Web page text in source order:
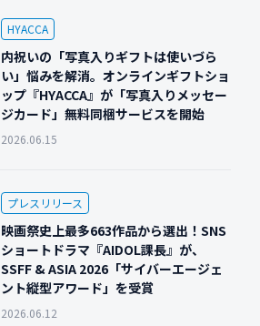
HYACCA
内祝いの「写真入りギフトは使いづら
い」悩みを解消。オンラインギフトショ
ップ『HYACCA』が「写真入りメッセー
ジカード」無料同梱サービスを開始
2026.06.15
プレスリリース
映画祭史上最多663作品から選出！SNS
ショートドラマ『AIDOL課長』が、
SSFF & ASIA 2026「サイバーエージェ
ント縦型アワード」を受賞
2026.06.12